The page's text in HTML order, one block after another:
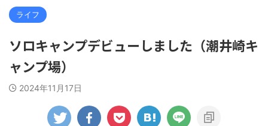
ライフ
ソロキャンプデビューしました（潮井崎キ
ャンプ場）
2024年11月17日